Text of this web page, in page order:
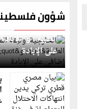
شؤون
الخارجية: وثيقة
الطبية"
على الإبادة